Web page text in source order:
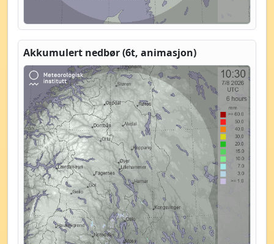
Akkumulert nedbør (6t, animasjon)